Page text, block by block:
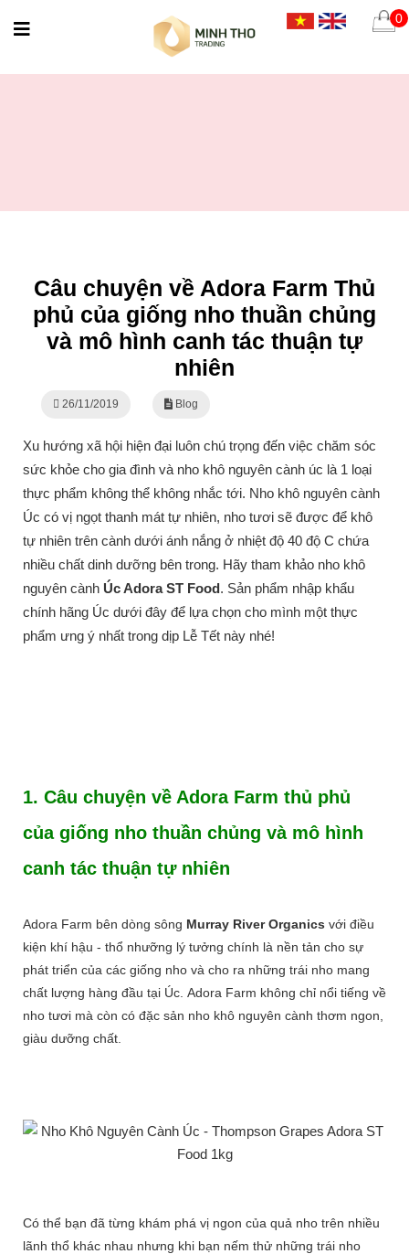
0
Câu chuyện về Adora Farm Thủ
phủ của giống nho thuần chủng
và mô hình canh tác thuận tự
nhiên
26/11/2019 Blog
Xu hướng xã hội hiện đại luôn chú trọng đến việc chăm sóc
sức khỏe cho gia đình và nho khô nguyên cành úc là 1 loại
thực phẩm không thể không nhắc tới. Nho khô nguyên cành
Úc có vị ngọt thanh mát tự nhiên, nho tươi sẽ được để khô
tự nhiên trên cành dưới ánh nắng ở nhiệt độ 40 độ C chứa
nhiều chất dinh dưỡng bên trong. Hãy tham khảo nho khô
nguyên cành Úc Adora ST Food. Sản phẩm nhập khẩu
chính hãng Úc dưới đây để lựa chọn cho mình một thực
phẩm ưng ý nhất trong dịp Lễ Tết này nhé!
1. Câu chuyện về Adora Farm thủ phủ
của giống nho thuần chủng và mô hình
canh tác thuận tự nhiên
Adora Farm bên dòng sông Murray River Organics với điều
kiện khí hậu - thổ nhưỡng lý tưởng chính là nền tản cho sự
phát triển của các giống nho và cho ra những trái nho mang
chất lượng hàng đầu tại Úc. Adora Farm không chỉ nổi tiếng về
nho tươi mà còn có đặc sản nho khô nguyên cành thơm ngon,
giàu dưỡng chất.
Có thể bạn đã từng khám phá vị ngon của quả nho trên nhiều
lãnh thổ khác nhau nhưng khi bạn nếm thử những trái nho